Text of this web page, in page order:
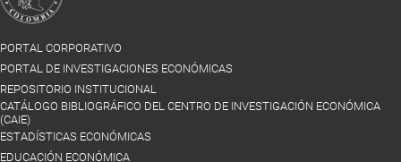
PORTAL CORPORATIVO
PORTAL DE INVESTIGACIONES ECONÓMICAS
REPOSITORIO INSTITUCIONAL
CATÁLOGO BIBLIOGRÁFICO DEL CENTRO DE INVESTIGACIÓN ECONÓMICA
(CAIE)
ESTADÍSTICAS ECONÓMICAS
EDUCACIÓN ECONÓMICA